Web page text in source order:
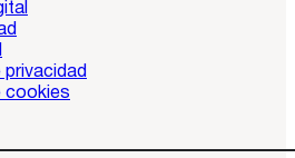
privacidad
cookies